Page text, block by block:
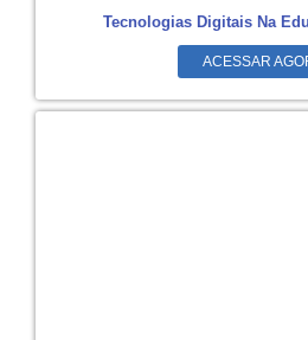
Tecnologias Digitais Na
ACESSAR